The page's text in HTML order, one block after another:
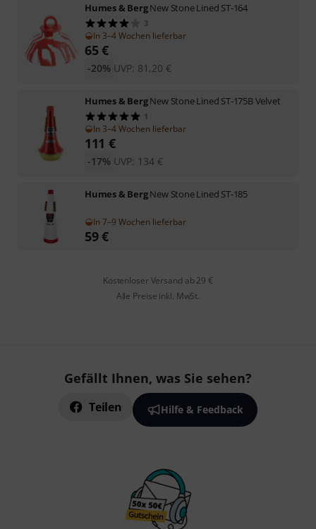
Humes & BergNew Stone Lined ST-164
3
In 3–4 Wochen lieferbar
65€
UVP: 81,20 €
-20%
Humes & BergNew Stone Lined ST-175B Velvet
1
In 3–4 Wochen lieferbar
111 €
UVP: 134 €
-17%
Humes & BergNew Stone Lined ST-185
In 7–9 Wochen lieferbar
59€
Kostenloser Versand ab 29 €
Alle Preise inkl. MwSt.
Gefällt Ihnen, was Sie sehen?
Teilen Hilfe & Feedback